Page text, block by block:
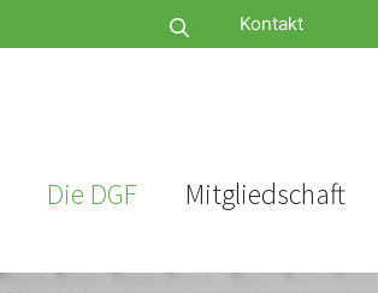
Kontakt
Die DGF Mitgliedschaft